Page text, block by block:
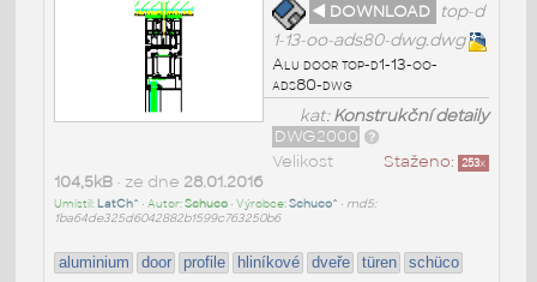
◄ DOWNLOAD
top-d
1-13-oo-ads80-dwg.dwg
Alu door top-d1-13-oo-
ads80-dwg
kat:Konstrukční detaily
DWG2000
Staženo: 253x
Velikost
104,5kB• ze dne 28.01.2016
Umístil: LatCh^ • Autor:Schuco• Výrobce:Schuco^ • md5:
1ba64de325d6042882b1599c763250b6
aluminium door profile hliníkové dveře türen schüco